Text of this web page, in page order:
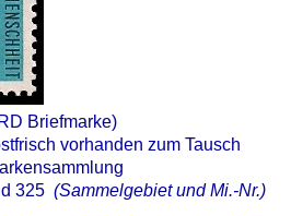
Briefmarke)
325 (Sammelgebiet und Mi.-Nr.)